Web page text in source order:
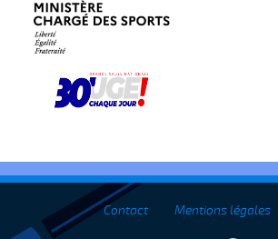
Contact Mentions légales